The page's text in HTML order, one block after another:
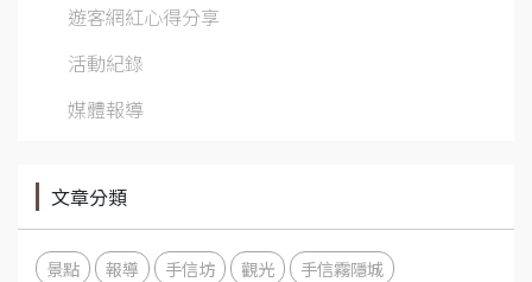
遊客網紅心得分享
活動紀錄
媒體報導
文章分類
景點 報導 手信坊 觀光
手信霧隱城